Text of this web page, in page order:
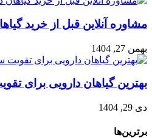
مشاوره آنلاین قبل از خرید
بهمن 27, 1404
بهترین گیاهان دارویی برای
دی 29, 1404
برترین‌ها